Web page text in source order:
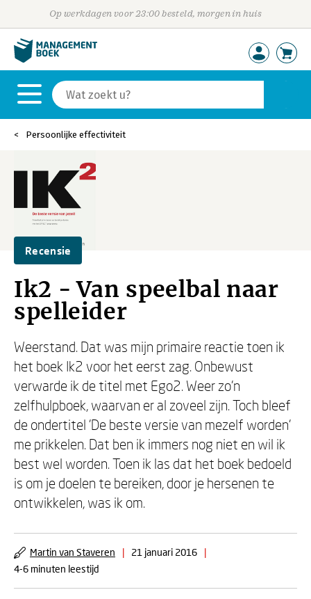
Op werkdagen voor 23:00 besteld, morgen in huis
Persoonlijke effectiviteit
Recensie
Ik2 - Van speelbal naar
spelleider
Weerstand. Dat was mijn primaire reactie toen ik
het boek Ik2 voor het eerst zag. Onbewust
verwarde ik de titel met Ego2. Weer zo’n
zelfhulpboek, waarvan er al zoveel zijn. Toch bleef
de ondertitel 'De beste versie van mezelf worden'
me prikkelen. Dat ben ik immers nog niet en wil ik
best wel worden. Toen ik las dat het boek bedoeld
is om je doelen te bereiken, door je hersenen te
ontwikkelen, was ik om.
Martin van Staveren | 21 januari 2016
|
4-6 minuten leestijd